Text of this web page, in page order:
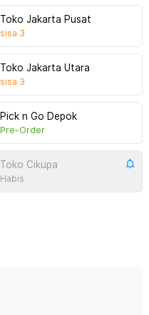
Toko Jakarta Pusat
sisa 3
Toko Jakarta Utara
sisa 3
Pick n Go Depok
Pre-Order
Toko Cikupa
Habis